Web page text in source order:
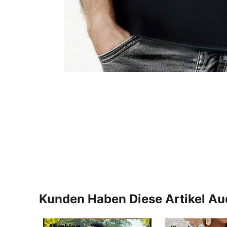
Kunden Haben Diese Artikel